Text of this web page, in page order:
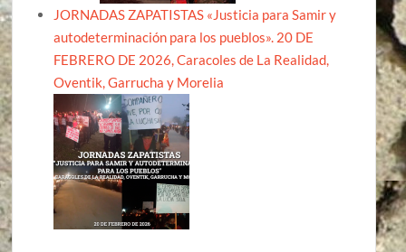
JORNADAS ZAPATISTAS «Justicia para Samir y
autodeterminación para los pueblos». 20 DE
FEBRERO DE 2026, Caracoles de La Realidad,
Oventik, Garrucha y Morelia